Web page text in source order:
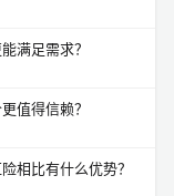
满足需求？
值得信赖？
相比有什么优势？